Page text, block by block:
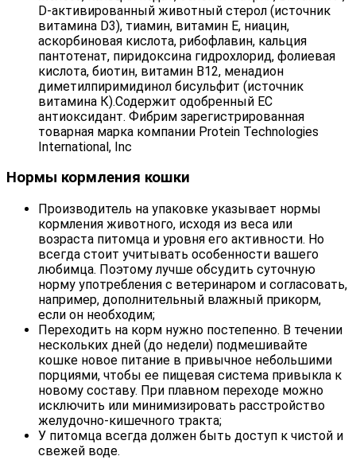
D-активированный животный стерол (источник
витамина D3), тиамин, витамин Е, ниацин,
аскорбиновая кислота, рибофлавин, кальция
пантотенат, пиридоксина гидрохлорид, фолиевая
кислота, биотин, витамин В12, менадион
диметилпиримидинол бисульфит (источник
витамина К).Содержит одобренный EС
антиоксидант. Фибрим зарегистрированная
товарная марка компании Protein Technologies
International, Inc
Нормы кормления кошки
Производитель на упаковке указывает нормы
кормления животного, исходя из веса или
возраста питомца и уровня его активности. Но
всегда стоит учитывать особенности вашего
любимца. Поэтому лучше обсудить суточную
норму употребления с ветеринаром и согласовать,
например, дополнительный влажный прикорм,
если он необходим;
Переходить на корм нужно постепенно. В течении
нескольких дней (до недели) подмешивайте
кошке новое питание в привычное небольшими
порциями, чтобы ее пищевая система привыкла к
новому составу. При плавном переходе можно
исключить или минимизировать расстройство
желудочно-кишечного тракта;
У питомца всегда должен быть доступ к чистой и
свежей воде.